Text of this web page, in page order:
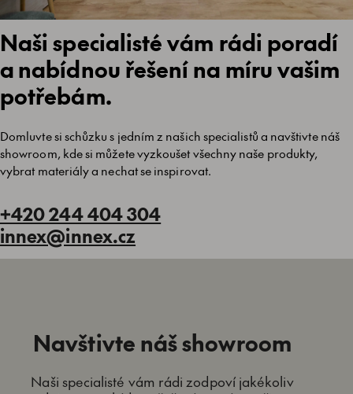
Naši specialisté vám rádi poradí
a nabídnou řešení na míru vašim
potřebám.
Domluvte si schůzku s jedním z našich specialistů a navštivte náš
showroom, kde si můžete vyzkoušet všechny naše produkty,
vybrat materiály a nechat se inspirovat.
+420 244 404 304
innex@innex.cz
Navštivte náš showroom
Naši specialisté vám rádi zodpoví jakékoliv